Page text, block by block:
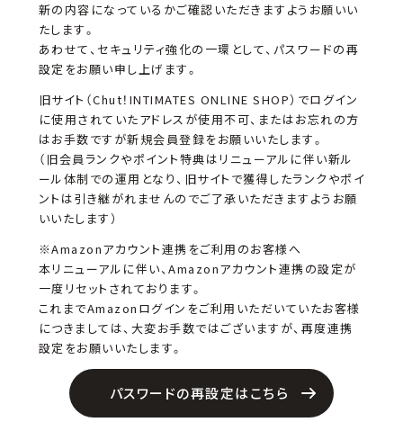
新の内容になっているかご確認いただきますようお願いい
たします。
あわせて、セキュリティ強化の一環として、パスワードの再
設定をお願い申し上げます。
旧サイト（Chut！INTIMATES ONLINE SHOP）でログイン
に使用されていたアドレスが使用不可、またはお忘れの方
はお手数ですが新規会員登録をお願いいたします。
（旧会員ランクやポイント特典はリニューアルに伴い新ル
ール体制での運用となり、旧サイトで獲得したランクやポイ
ントは引き継がれませんのでご了承いただきますようお願
いいたします）
※Amazonアカウント連携をご利用のお客様へ
本リニューアルに伴い、Amazonアカウント連携の設定が
一度リセットされております。
これまでAmazonログインをご利用いただいていたお客様
につきましては、大変お手数ではございますが、再度連携
設定をお願いいたします。
パスワードの再設定はこちら